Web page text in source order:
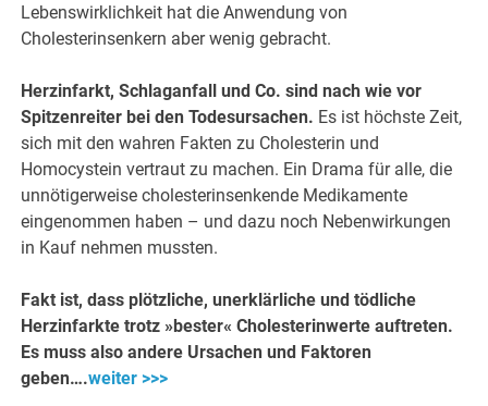
Lebenswirklichkeit hat die Anwendung von
Cholesterinsenkern aber wenig gebracht.
Herzinfarkt, Schlaganfall und Co. sind nach wie vor
Spitzenreiter bei den Todesursachen. Es ist höchste Zeit,
sich mit den wahren Fakten zu Cholesterin und
Homocystein vertraut zu machen. Ein Drama für alle, die
unnötigerweise cholesterinsenkende Medikamente
eingenommen haben – und dazu noch Nebenwirkungen
in Kauf nehmen mussten.
Fakt ist, dass plötzliche, unerklärliche und tödliche
Herzinfarkte trotz »bester« Cholesterinwerte auftreten.
Es muss also andere Ursachen und Faktoren
geben….weiter >>>